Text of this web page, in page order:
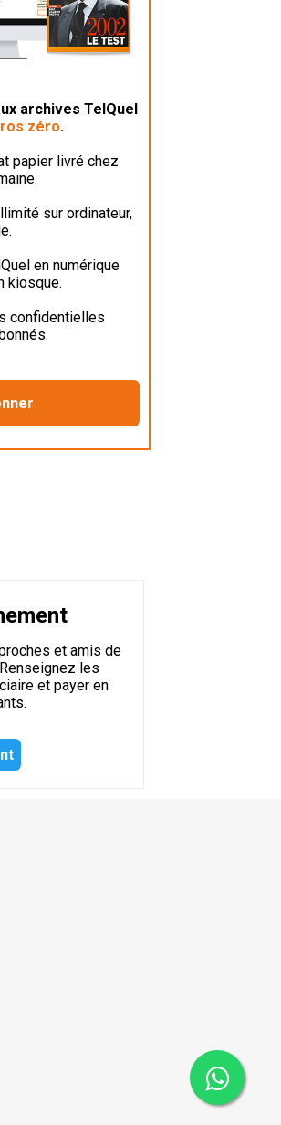
archives TelQuel
zéro.
papier livré chez
sur ordinateur,
en numérique
kiosque.
confidentielles
et amis de
les
et payer en